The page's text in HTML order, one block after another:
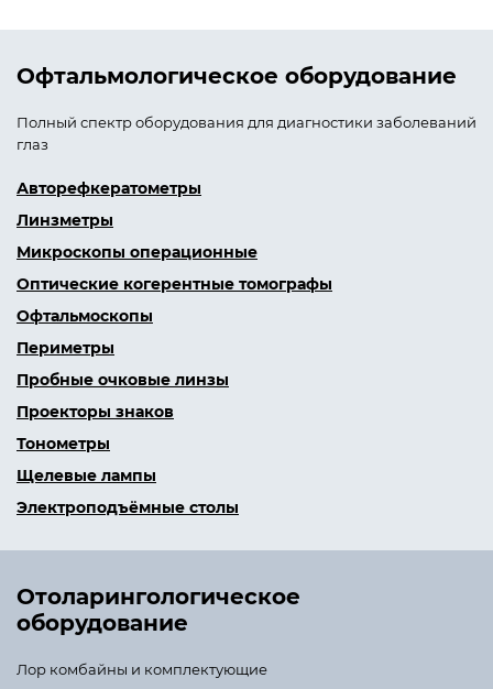
Офталь­мологи­ческое оборудование
Полный спектр оборудования для диагностики заболеваний
глаз
Авторефкератометры
Линзметры
Микроскопы операционные
Оптические когерентные томографы
Офтальмоскопы
Периметры
Пробные очковые линзы
Проекторы знаков
Тонометры
Щелевые лампы
Электроподъёмные столы
Ото­ларинго­логическое
оборудование
Лор комбайны и комплектующие